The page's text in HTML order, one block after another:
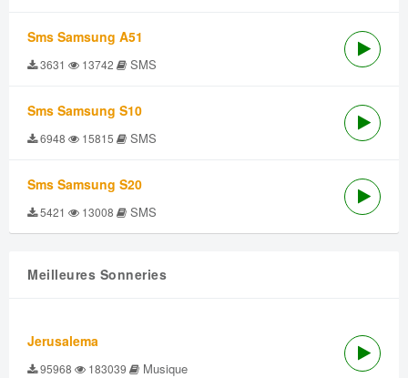
Sms Samsung A51
3631 13742 SMS
Sms Samsung S10
6948 15815 SMS
Sms Samsung S20
5421 13008 SMS
Meilleures Sonneries
Jerusalema
95968 183039 Musique